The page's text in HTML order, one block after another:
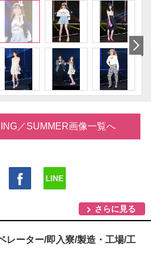
／SUMMER画像一覧へ
さらに見る
レーター/即入寮/製造・工場/工